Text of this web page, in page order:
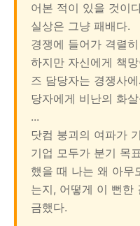
어본 적이 있을 것이
실상은 그냥 패배다.
경쟁에 들어가 격렬
하지만 자신에게 책
즈 담당자는 경쟁사
당자에게 비난의 화
...
닷컴 붕괴의 여파가
기업 모두가 분기 목
했을 때 나는 왜 아무
는지, 어떻게 이 뻔한
금했다.